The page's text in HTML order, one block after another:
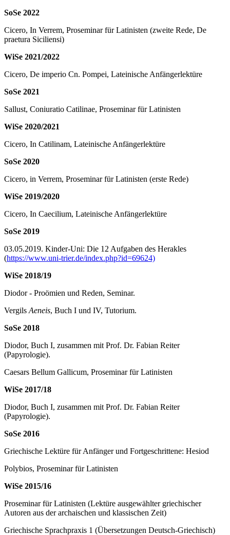
SoSe 2022
Cicero, In Verrem, Proseminar für Latinisten (zweite Rede, De
praetura Siciliensi)
WiSe 2021/2022
Cicero, De imperio Cn. Pompei, Lateinische Anfängerlektüre
SoSe 2021
Sallust, Coniuratio Catilinae, Proseminar für Latinisten
WiSe 2020/2021
Cicero, In Catilinam, Lateinische Anfängerlektüre
SoSe 2020
Cicero, in Verrem, Proseminar für Latinisten (erste Rede)
WiSe 2019/2020
Cicero, In Caecilium, Lateinische Anfängerlektüre
SoSe 2019
03.05.2019. Kinder-Uni: Die 12 Aufgaben des Herakles
(https://www.uni-trier.de/index.php?id=69624)
WiSe 2018/19
Diodor - Proömien und Reden, Seminar.
Vergils Aeneis, Buch I und IV, Tutorium.
SoSe 2018
Diodor, Buch I, zusammen mit Prof. Dr. Fabian Reiter
(Papyrologie).
Caesars Bellum Gallicum, Proseminar für Latinisten
WiSe 2017/18
Diodor, Buch I, zusammen mit Prof. Dr. Fabian Reiter
(Papyrologie).
SoSe 2016
Griechische Lektüre für Anfänger und Fortgeschrittene: Hesiod
Polybios, Proseminar für Latinisten
WiSe 2015/16
Proseminar für Latinisten (Lektüre ausgewählter griechischer
Autoren aus der archaischen und klassischen Zeit)
Griechische Sprachpraxis 1 (Übersetzungen Deutsch-Griechisch)